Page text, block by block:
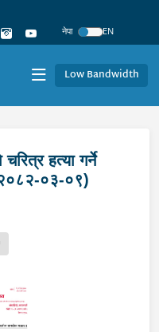
नेपा
EN
Low Bandwidth
हत्या गर्ने
०३-०९)